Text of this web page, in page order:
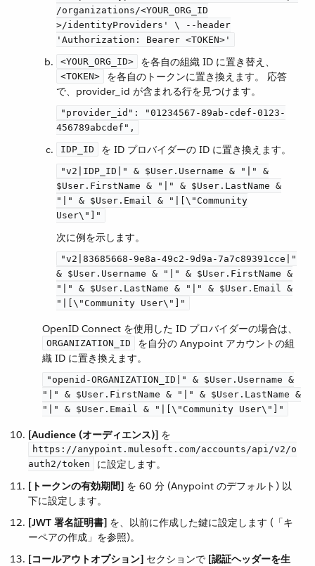
/organizations/<​YOUR_ORG_ID​
>/identityProviders' \ --header
'Authorization: Bearer <TOKEN>'
<YOUR_ORG_ID> ​ を各自の組織 ID に置き替え、​
<TOKEN>
​ を各自のトークンに置き換えます。 応答
で、provider_id が含まれる行を見つけます。
"provider_id": "01234567-89ab-cdef-0123-
456789abcdef",
IDP_ID ​ を ID プロバイダーの ID に置き換えます。
"v2|IDP_ID|" & $User.Username & "|" &
$User.FirstName & "|" & $User.LastName &
"|" & $User.Email & "|[\"Community
User\"]"
次に例を示します。
"v2|83685668-9e8a-49c2-9d9a-7a7c89391cce|"
& $User.Username & "|" & $User.FirstName &
"|" & $User.LastName & "|" & $User.Email &
"|[\"Community User\"]"
OpenID Connect を使用した ID プロバイダーの場合は、​
ORGANIZATION_ID
​ を自分の Anypoint アカウントの組
織 ID に置き換えます。
"openid-ORGANIZATION_ID|" & $User.Username &
"|" & $User.FirstName & "|" & $User.LastName &
"|" & $User.Email & "|[\"Community User\"]"
[Audience (オーディエンス)] ​ を ​
https://anypoint.mulesoft.com/accounts/api/v2/o
auth2/token
​ に設定します。
[トークンの有効期間] ​ を 60 分 (Anypoint のデフォルト) 以
下に設定します。
[JWT 署名証明書] ​ を、以前に作成した鍵に設定します (「キ
ーペアの作成」を参照)。
[コールアウトオプション] ​ セクションで ​ [認証ヘッダーを生